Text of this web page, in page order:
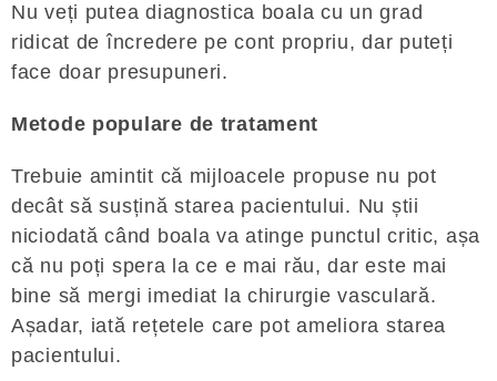
Nu veți putea diagnostica boala cu un grad
ridicat de încredere pe cont propriu, dar puteți
face doar presupuneri.
Metode populare de tratament
Trebuie amintit că mijloacele propuse nu pot
decât să susțină starea pacientului. Nu știi
niciodată când boala va atinge punctul critic, așa
că nu poți spera la ce e mai rău, dar este mai
bine să mergi imediat la chirurgie vasculară.
Așadar, iată rețetele care pot ameliora starea
pacientului.